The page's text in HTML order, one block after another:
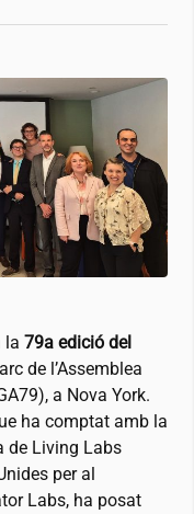
la 79a edició del
de l’Assemblea
a Nova York.
ha comptat amb la
de Living Labs
per al
Labs, ha posat